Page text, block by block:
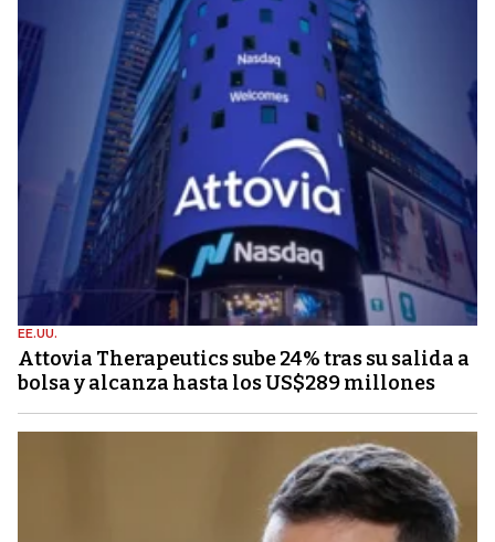
EE.UU.
Attovia Therapeutics sube 24% tras su salida a
bolsa y alcanza hasta los US$289 millones